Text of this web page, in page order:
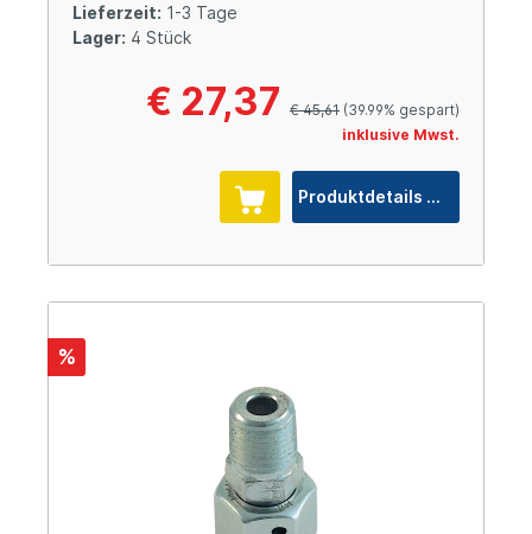
Lieferzeit: 1-3 Tage
Lager: 4 Stück
€ 27,37 € 45,61 (39.99% gespart)
inklusive Mwst.
Produktdetails
%